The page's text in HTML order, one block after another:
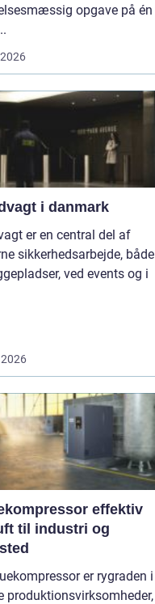
opgave på én
i danmark
er en central del af
sikkerhedsarbejde, både
ved events og i
effektiv
til industri og
er rygraden i
produktionsvirksomheder,